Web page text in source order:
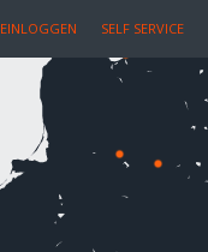
EINLOGGEN SELF SERVICE